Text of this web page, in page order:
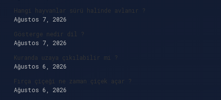
Hangi hayvanlar sürü halinde avlanır ?
Ağustos 7, 2026
Gösterge nedir dil ?
Ağustos 7, 2026
Kuranda uzaya çıkılabilir mi ?
Ağustos 6, 2026
Fırça çiçeği ne zaman çiçek açar ?
Ağustos 6, 2026